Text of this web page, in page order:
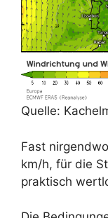
Quelle:
Fast
km/h, für die
praktisch